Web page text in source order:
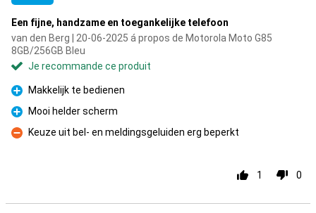
Een fijne, handzame en toegankelijke telefoon
van den Berg | 20-06-2025 á propos de Motorola Moto G85
8GB/256GB Bleu
Je recommande ce produit
Pour
Makkelijk te bedienen
Pour
Mooi helder scherm
Contre
Keuze uit bel- en meldingsgeluiden erg beperkt
1 0